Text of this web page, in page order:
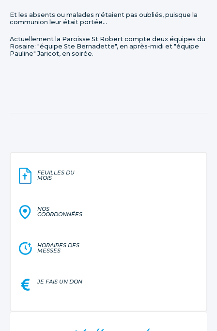
Et les absents ou malades n'étaient pas oubliés, puisque la
communion leur était portée...
Actuellement la Paroisse St Robert compte deux équipes du
Rosaire: "équipe Ste Bernadette", en après-midi et "équipe
Pauline" Jaricot, en soirée.
FEUILLES DU
MOIS
NOS
COORDONNÉES
HORAIRES DES
MESSES
JE FAIS UN DON